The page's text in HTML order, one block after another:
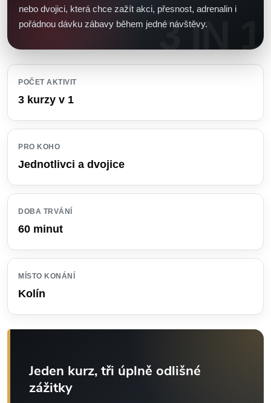
nebo dvojici, která chce zažít akci, přesnost, adrenalin i
pořádnou dávku zábavy během jedné návštěvy.
POČET AKTIVIT
3 kurzy v 1
PRO KOHO
Jednotlivci a dvojice
DOBA TRVÁNÍ
60 minut
MÍSTO KONÁNÍ
Kolín
Jeden kurz, tři úplně odlišné
zážitky